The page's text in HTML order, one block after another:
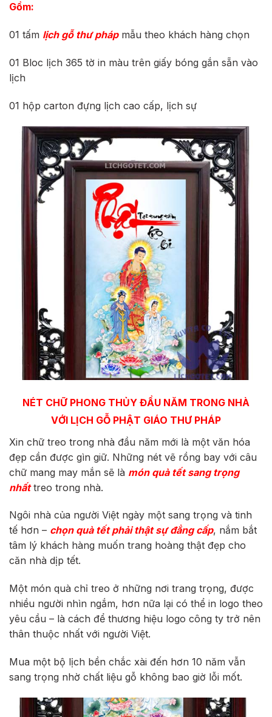
Gồm:
01 tấm lịch gỗ thư phápmẫu theo khách hàng chọn
01 Bloc lịch 365 tờ in màu trên giấy bóng gắn sẵn vào
lịch
01 hộp carton đựng lịch cao cấp, lịch sự
NÉT CHỮ PHONG THỦY ĐẦU NĂM TRONG NHÀ
VỚI LỊCH GỖ PHẬT GIÁO​ THƯ PHÁP
Xin chữ treo trong nhà đầu năm mới là một văn hóa
đẹp cần được gìn giữ. Những nét vẽ rồng bay với câu
chữ mang may mắn sẽ là món quà tết sang trọng
nhấttreo trong nhà.
Ngôi nhà của người Việt ngày một sang trọng và tinh
tế hơn – chọn quà tết phải thật sự đẳng cấp, nắm bắt
tâm lý khách hàng muốn trang hoàng thật đẹp cho
căn nhà dịp tết.
Một món quà chỉ treo ở những nơi trang trọng, được
nhiều người nhìn ngắm, hơn nữa lại có thể in logo theo
yêu cầu – là cách để thương hiệu logo công ty trở nên
thân thuộc nhất với người Việt.
Mua một bộ lịch bền chắc xài đến hơn 10 năm vẫn
sang trọng nhờ chất liệu gỗ không bao giờ lỗi mốt.